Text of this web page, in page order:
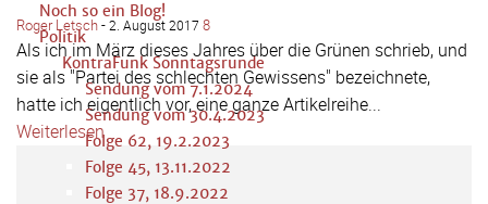
Noch so ein Blog!
Politik
KontraFunk Sonntagsrunde
Sendung vom 7.1.2024
Sendung vom 30.4.2023
Folge 62, 19.2.2023
Folge 45, 13.11.2022
Folge 37, 18.9.2022
Roger Letsch-2. August 2017 8
Als ich im März dieses Jahres über die Grünen schrieb, und
sie als "Partei des schlechten Gewissens" bezeichnete,
hatte ich eigentlich vor, eine ganze Artikelreihe...
Weiterlesen